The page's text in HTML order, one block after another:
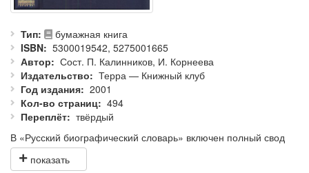
Тип
бумажная книга
ISBN
5300019542, 5275001665
Автор
Сост. П. Калинников, И. Корнеева
Издательство
Терра — Книжный клуб
Год издания
2001
Кол-во страниц
494
Переплёт
твёрдый
В «Русский биографический словарь» включен полный свод
биографических статьей российских общественных деятелей,
деятелей науки и культуры из 86-томного Энциклопедического